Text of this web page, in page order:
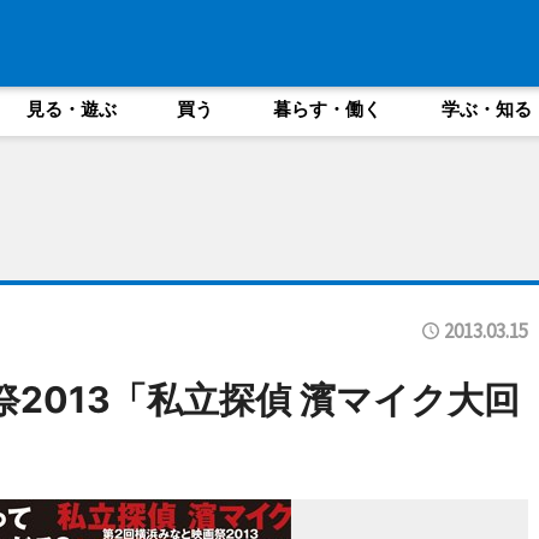
見る・遊ぶ 買う 暮らす・働く 学ぶ・知る
2013.03.15
2013「私立探偵 濱マイク大回